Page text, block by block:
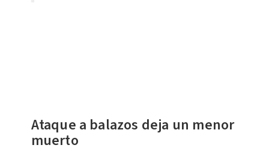
Ataque a balazos deja un menor
muerto